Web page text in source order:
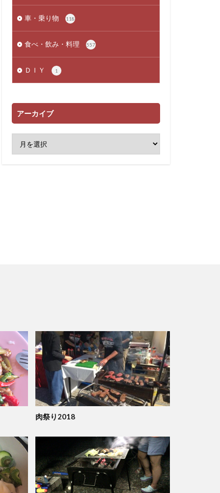
車・乗り物 118
食べ・飲み・料理 557
ＤＩＹ 1
アーカイブ
肉祭り2018